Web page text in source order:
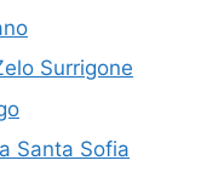
Surrigone
Santa Sofia